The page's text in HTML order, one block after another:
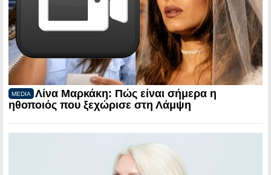
MEDIA
Λίνα Μαρκάκη: Πώς είναι σήμερα η
ηθοποιός που ξεχώρισε στη Λάμψη